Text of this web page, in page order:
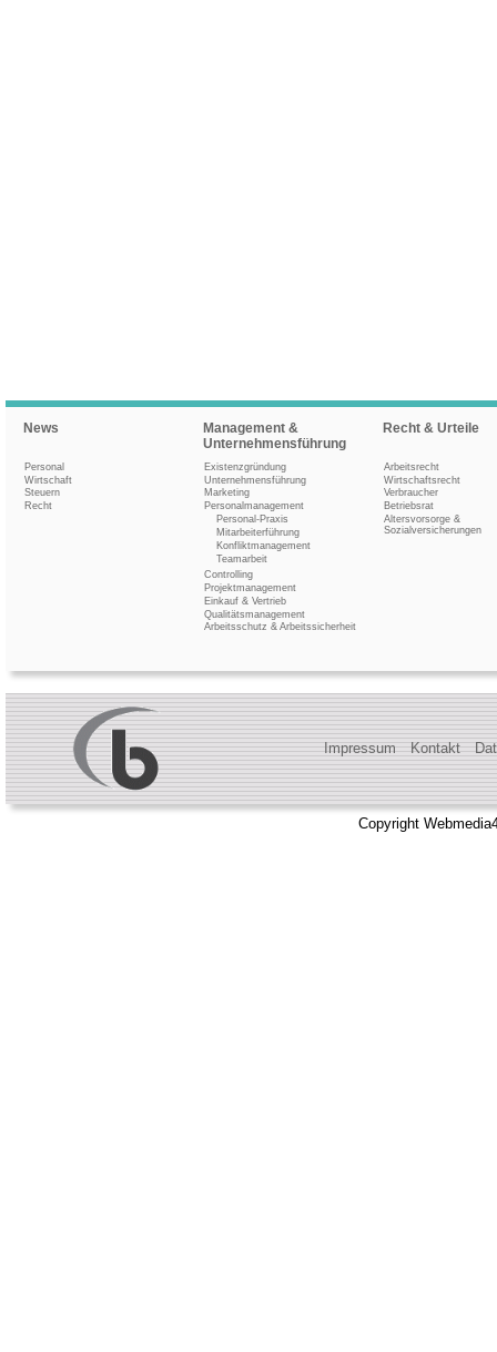
News
Personal
Wirtschaft
Steuern
Recht
Management &
Unternehmensführung
Existenzgründung
Unternehmensführung
Marketing
Personalmanagement
Personal-Praxis
Mitarbeiterführung
Konfliktmanagement
Teamarbeit
Controlling
Projektmanagement
Einkauf & Vertrieb
Qualitätsmanagement
Arbeitsschutz & Arbeitssicherheit
Recht & Urteile
Arbeitsrecht
Wirtschaftsrecht
Verbraucher
Betriebsrat
Altersvorsorge &
Sozialversicherungen
Impressum Kontakt
Copyright